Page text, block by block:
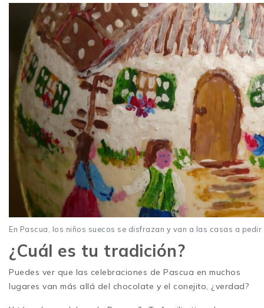
En Pascua, los niños suecos se disfrazan y van a las casas a pedir
¿Cuál es tu tradición?
Puedes ver que las celebraciones de Pascua en muchos
lugares van más allá del chocolate y el conejito, ¿verdad?